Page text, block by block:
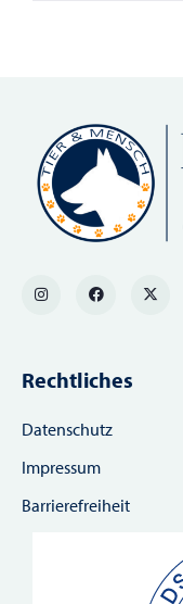
Rechtliches
Datenschutz
Impressum
Barrierefreiheit